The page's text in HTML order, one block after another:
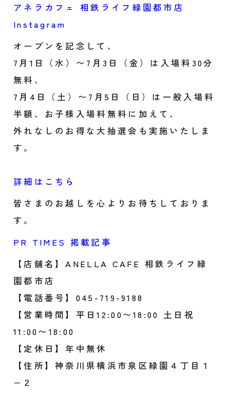
アネラカフェ 相鉄ライフ緑園都市店
Instagram
オープンを記念して、
7月1日（水）〜7月3日（金）は入場料30分
無料、
7月4日（土）〜7月5日（日）は一般入場料
半額、お子様入場料無料に加えて、
外れなしのお得な大抽選会も実施いたしま
す。
詳細はこちら
皆さまのお越しを心よりお待ちしておりま
す。
PR TIMES 掲載記事
【店舗名】ANELLA CAFE 相鉄ライフ緑
園都市店
【電話番号】045-719-9188
【営業時間】平日12:00〜18:00 土日祝
11:00〜18:00
【定休日】年中無休
【住所】神奈川県横浜市泉区緑園４丁目１
−２